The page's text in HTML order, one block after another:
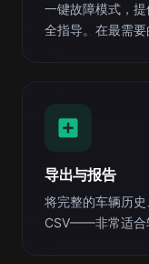
一键故障模式，
全指导。在最需要
导出与报告
将完整的车辆历
CSV——非常适合